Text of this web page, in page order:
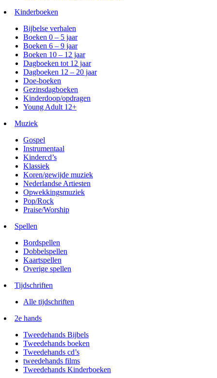
Kinderboeken
Bijbelse verhalen
Boeken 0 – 5 jaar
Boeken 6 – 9 jaar
Boeken 10 – 12 jaar
Dagboeken tot 12 jaar
Dagboeken 12 – 20 jaar
Doe-boeken
Gezinsdagboeken
Kinderdoop/opdragen
Young Adult 12+
Muziek
Gospel
Instrumentaal
Kindercd’s
Klassiek
Koren/gewijde muziek
Nederlandse Artiesten
Opwekkingsmuziek
Pop/Rock
Praise/Worship
Spellen
Bordspellen
Dobbelspellen
Kaartspellen
Overige spellen
Tijdschriften
Alle tijdschriften
2e hands
Tweedehands Bijbels
Tweedehands boeken
Tweedehands cd’s
tweedehands films
Tweedehands Kinderboeken